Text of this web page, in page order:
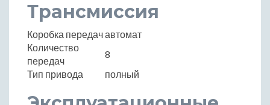
Трансмиссия
Коробка передачавтомат
Количество
передач
8
Тип привода
полный